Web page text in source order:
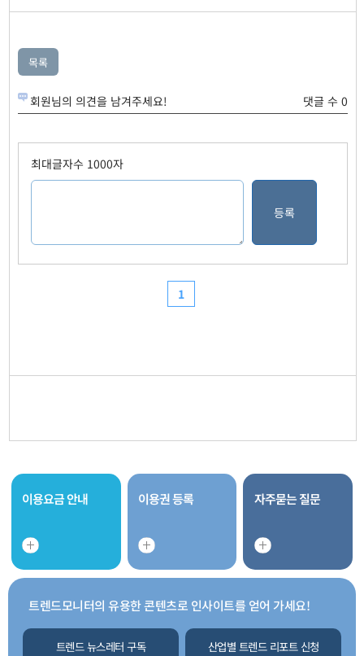
이용요금 안내 이용권 등록 자주묻는 질문
트렌드모니터의 유용한 콘텐츠로 인사이트를 얻어 가세요!
트렌드 뉴스레터 구독 산업별 트렌드 리포트 신청